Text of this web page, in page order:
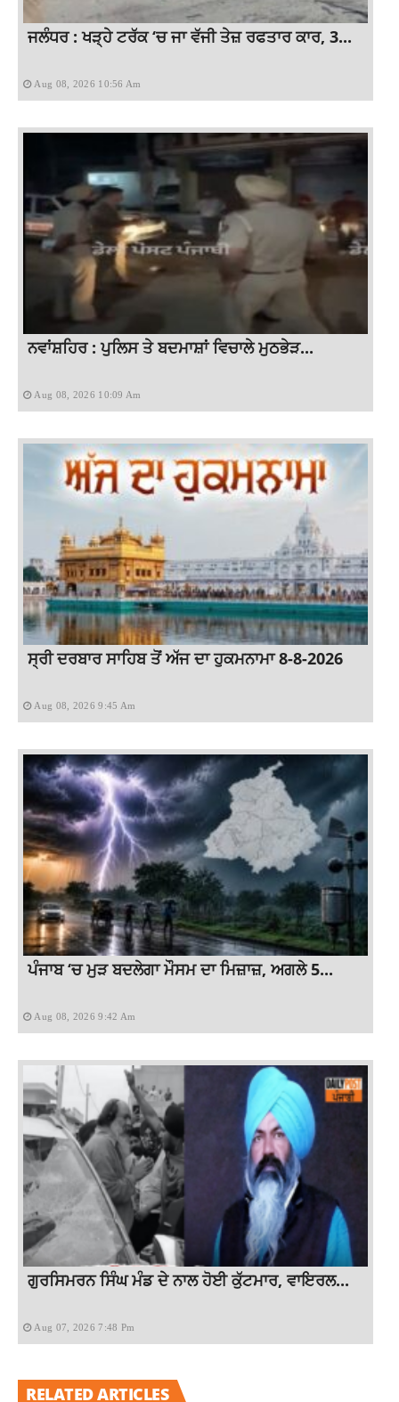
ਜਲੰਧਰ : ਖੜ੍ਹੇ ਟਰੱਕ ‘ਚ ਜਾ ਵੱਜੀ ਤੇਜ਼ ਰਫਤਾਰ ਕਾਰ, 3...
Aug 08, 2026 10:56 Am
ਨਵਾਂਸ਼ਹਿਰ : ਪੁਲਿਸ ਤੇ ਬਦਮਾਸ਼ਾਂ ਵਿਚਾਲੇ ਮੁਠਭੇੜ...
Aug 08, 2026 10:09 Am
ਸ੍ਰੀ ਦਰਬਾਰ ਸਾਹਿਬ ਤੋਂ ਅੱਜ ਦਾ ਹੁਕਮਨਾਮਾ 8-8-2026
Aug 08, 2026 9:45 Am
ਪੰਜਾਬ ‘ਚ ਮੁੜ ਬਦਲੇਗਾ ਮੌਸਮ ਦਾ ਮਿਜ਼ਾਜ਼, ਅਗਲੇ 5...
Aug 08, 2026 9:42 Am
ਗੁਰਸਿਮਰਨ ਸਿੰਘ ਮੰਡ ਦੇ ਨਾਲ ਹੋਈ ਕੁੱਟਮਾਰ, ਵਾਇਰਲ...
Aug 07, 2026 7:48 Pm
RELATED ARTICLES